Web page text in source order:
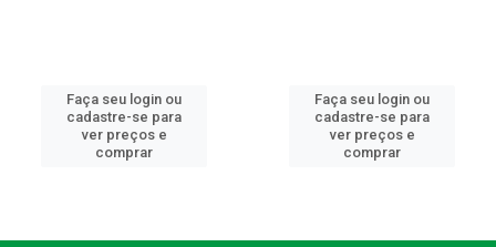
Faça seu login ou
cadastre-se para
ver preços e
comprar
Faça seu login ou
cadastre-se para
ver preços e
comprar